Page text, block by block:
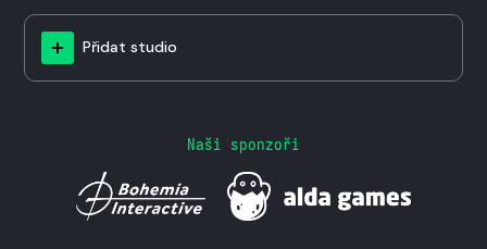
Přidat studio
Naši sponzoři